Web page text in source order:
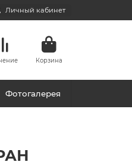
Личный кабинет
Корзина
Фотогалерея